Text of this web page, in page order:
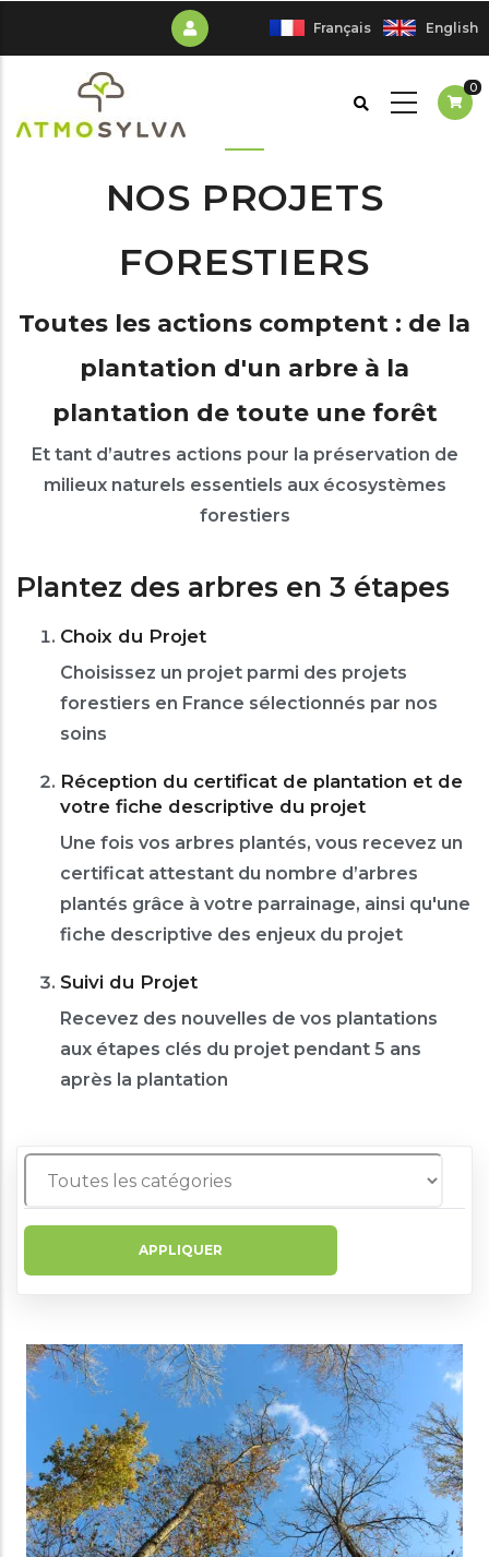
Français English
0
NOS PROJETS
FORESTIERS
Toutes les actions comptent : de la
plantation d'un arbre à la
plantation de toute une forêt
Et tant d’autres actions pour la préservation de
milieux naturels essentiels aux écosystèmes
forestiers
Plantez des arbres en 3 étapes
Choix du Projet
Choisissez un projet parmi des projets
forestiers en France sélectionnés par nos
soins
Réception du certificat de plantation et de
votre fiche descriptive du projet
Une fois vos arbres plantés, vous recevez un
certificat attestant du nombre d’arbres
plantés grâce à votre parrainage, ainsi qu'une
fiche descriptive des enjeux du projet
Suivi du Projet
Recevez des nouvelles de vos plantations
aux étapes clés du projet pendant 5 ans
après la plantation